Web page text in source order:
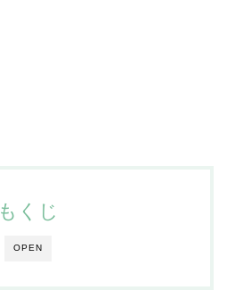
OPEN
もくじ